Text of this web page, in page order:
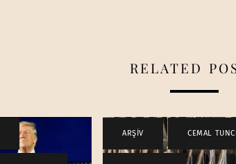
RELATED
, ARŞİV , CEMAL